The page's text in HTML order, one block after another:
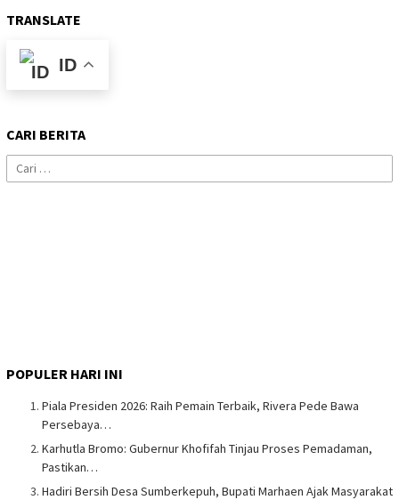
TRANSLATE
ID
CARI BERITA
Cari
untuk:
POPULER HARI INI
Piala Presiden 2026: Raih Pemain Terbaik, Rivera Pede Bawa
Persebaya…
Karhutla Bromo: Gubernur Khofifah Tinjau Proses Pemadaman,
Pastikan…
Hadiri Bersih Desa Sumberkepuh, Bupati Marhaen Ajak Masyarakat